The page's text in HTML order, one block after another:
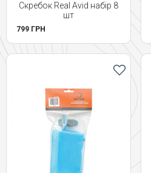
Скребок Real Avid набір 8
шт
799 ГРН